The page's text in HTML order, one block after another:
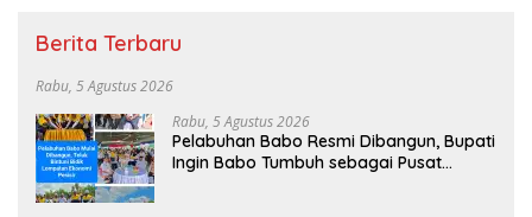
Berita Terbaru
Rabu, 5 Agustus 2026
Rabu, 5 Agustus 2026
Pelabuhan Babo Resmi Dibangun, Bupati
Ingin Babo Tumbuh sebagai Pusat